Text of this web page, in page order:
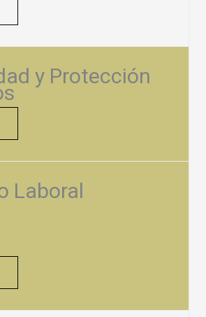
y Protección
Laboral